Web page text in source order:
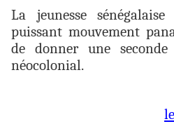
La jeunesse
puissant mouvement
de donner une
néocolonial.